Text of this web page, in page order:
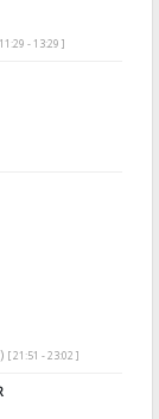
- 13:29 ]
[ 21:51 - 23:02 ]